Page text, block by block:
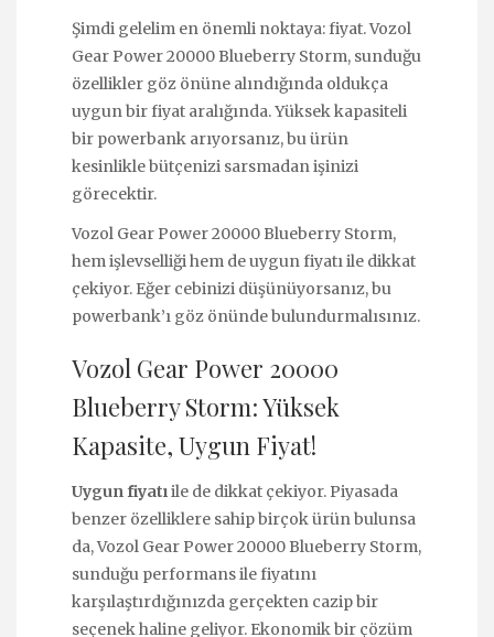
Şimdi gelelim en önemli noktaya: fiyat. Vozol
Gear Power 20000 Blueberry Storm, sunduğu
özellikler göz önüne alındığında oldukça
uygun bir fiyat aralığında. Yüksek kapasiteli
bir powerbank arıyorsanız, bu ürün
kesinlikle bütçenizi sarsmadan işinizi
görecektir.
Vozol Gear Power 20000 Blueberry Storm,
hem işlevselliği hem de uygun fiyatı ile dikkat
çekiyor. Eğer cebinizi düşünüyorsanız, bu
powerbank’ı göz önünde bulundurmalısınız.
Vozol Gear Power 20000
Blueberry Storm: Yüksek
Kapasite, Uygun Fiyat!
Uygun fiyatıile de dikkat çekiyor. Piyasada
benzer özelliklere sahip birçok ürün bulunsa
da, Vozol Gear Power 20000 Blueberry Storm,
sunduğu performans ile fiyatını
karşılaştırdığınızda gerçekten cazip bir
seçenek haline geliyor. Ekonomik bir çözüm